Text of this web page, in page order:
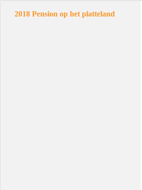
2018 Pension op het platteland